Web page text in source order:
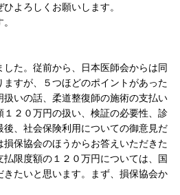
よろしくお願いします。
た。従前から、日本医師会からは同
すが、５つほどのポイントがあった
いの話、柔道整復師の施術の支払い
２０万円の扱い、検証の必要性、診
、社会保険利用についての御意見だ
保協会のほうからお答えいただきた
限度額の１２０万円については、国
たいと思います。まず、損保協会か